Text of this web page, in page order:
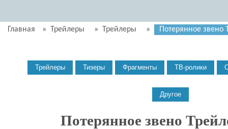
Главная » Трейлеры » Трейлеры » Потерянное звено
Потерянное звено